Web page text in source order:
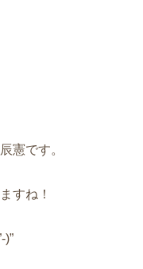
憲です。
すね！
)”